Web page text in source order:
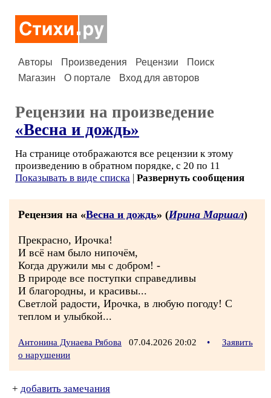
Авторы Произведения Рецензии
Поиск
Магазин
О портале Вход для авторов
Рецензии на произведение
«Весна и дождь»
На странице отображаются все рецензии к этому
произведению в обратном порядке, с 20 по 11
Показывать в виде списка | Развернуть сообщения
Рецензия на «Весна и дождь» (Ирина Маршал)
Прекрасно, Ирочка!
И всё нам было нипочём,
Когда дружили мы с добром! -
В природе все поступки справедливы
И благородны, и красивы...
Светлой радости, Ирочка, в любую погоду! С
теплом и улыбкой...
Антонина Дунаева Рябова 07.04.2026 20:02 •
Заявить
о нарушении
+ добавить замечания